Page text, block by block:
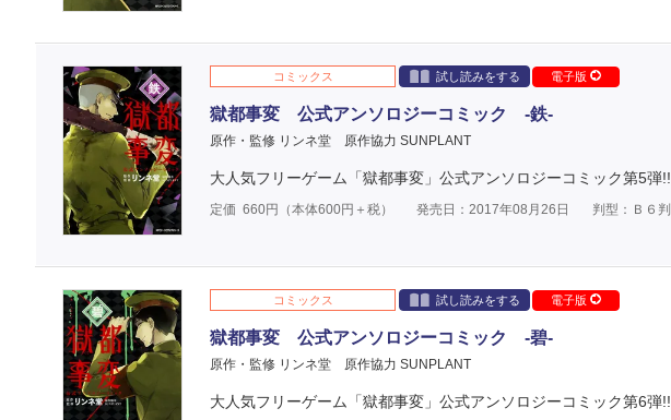
コミックス 試し読みをする 電子版
獄都事変 公式アンソロジーコミック -鉄-
原作・監修 リンネ堂 原作協力 SUNPLANT
大人気フリーゲーム「獄都事変」公式アンソロジーコミック第5弾!!
定価 660円（本体600円＋税） 発売日：2017年08月26日 判型：Ｂ６判
コミックス 試し読みをする 電子版
獄都事変 公式アンソロジーコミック -碧-
原作・監修 リンネ堂 原作協力 SUNPLANT
大人気フリーゲーム「獄都事変」公式アンソロジーコミック第6弾!!